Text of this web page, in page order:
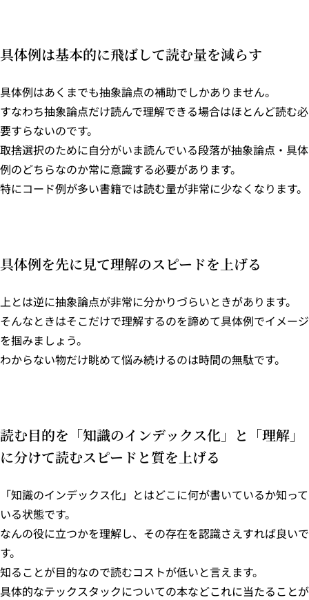
具体例は基本的に飛ばして読む量を減らす
具体例はあくまでも抽象論点の補助でしかありません。
すなわち抽象論点だけ読んで理解できる場合はほとんど読む必
要すらないのです。
取捨選択のために自分がいま読んでいる段落が抽象論点・具体
例のどちらなのか常に意識する必要があります。
特にコード例が多い書籍では読む量が非常に少なくなります。
具体例を先に見て理解のスピードを上げる
上とは逆に抽象論点が非常に分かりづらいときがあります。
そんなときはそこだけで理解するのを諦めて具体例でイメージ
を掴みましょう。
わからない物だけ眺めて悩み続けるのは時間の無駄です。
読む目的を「知識のインデックス化」と「理解」
に分けて読むスピードと質を上げる
「知識のインデックス化」とはどこに何が書いているか知って
いる状態です。
なんの役に立つかを理解し、その存在を認識さえすれば良いで
す。
知ることが目的なので読むコストが低いと言えます。
具体的なテックスタックについての本などこれに当たることが